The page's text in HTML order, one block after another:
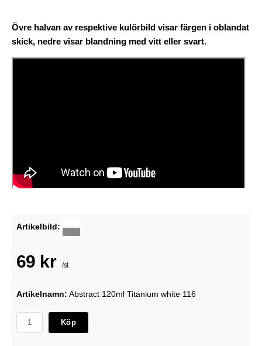
Övre halvan av respektive kulörbild visar färgen i oblandat
skick, nedre visar blandning med vitt eller svart.
Artikelbild:
69 kr /st
Artikelnamn: Abstract 120ml Titanium white 116
Köp